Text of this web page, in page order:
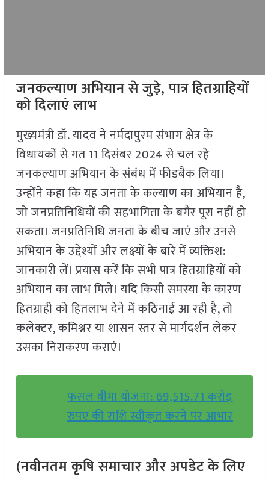
जनकल्याण अभियान से जुड़े, पात्र हितग्राहियों
को दिलाएं लाभ
मुख्यमंत्री डॉ. यादव ने नर्मदापुरम संभाग क्षेत्र के
विधायकों से गत 11 दिसंबर 2024 से चल रहे
जनकल्याण अभियान के संबंध में फीडबैक लिया।
उन्होंने कहा कि यह जनता के कल्याण का अभियान है,
जो जनप्रतिनिधियों की सहभागिता के बगैर पूरा नहीं हो
सकता। जनप्रतिनिधि जनता के बीच जाएं और उनसे
अभियान के उद्देश्यों और लक्ष्यों के बारे में व्यक्तिश:
जानकारी लें। प्रयास करें कि सभी पात्र हितग्राहियों को
अभियान का लाभ मिले। यदि किसी समस्या के कारण
हितग्राही को हितलाभ देने में कठिनाई आ रही है, तो
कलेक्टर, कमिश्नर या शासन स्तर से मार्गदर्शन लेकर
उसका निराकरण कराएं।
फसल बीमा योजना: 69,515.71 करोड़
रुपए की राशि स्वीकृत करने पर आभार
(नवीनतम कृषि समाचार और अपडेट के लिए